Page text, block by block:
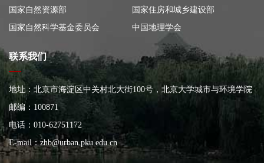
国家自然资源部
国家住房和城乡建设部
国家自然科学基金委员会
中国地理学会
联系我们
地址：北京市海淀区中关村北大街100号，北京大学城市与环境学院
大楼
邮编：100871
电话：010-62751172
E-mail：zhb@urban.pku.edu.cn